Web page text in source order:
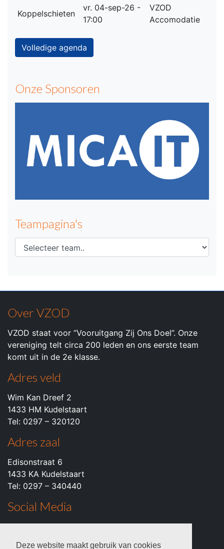
Deze website maakt gebruik van cookies
Koppelschieten
vr. 04-sep-26 -
17:00
VZOD
Accomodatie
Volledige agenda
Onze Sponsoren
Teampagina's
Over VZOD
VZOD staat voor “Vooruitgang Zij Ons Doel”. Onze
vereniging telt circa 200 leden en ons eerste team
komt uit in de 2e klasse.
Adres veld
Wim Kan Dreef 2
1433 HM Kudelstaart
Tel: 0297 – 320120
Adres zaal
Edisonstraat 6
1433 KA Kudelstaart
Tel: 0297 – 340440
Social Media
Facebook